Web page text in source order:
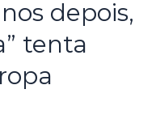
depois,
tenta